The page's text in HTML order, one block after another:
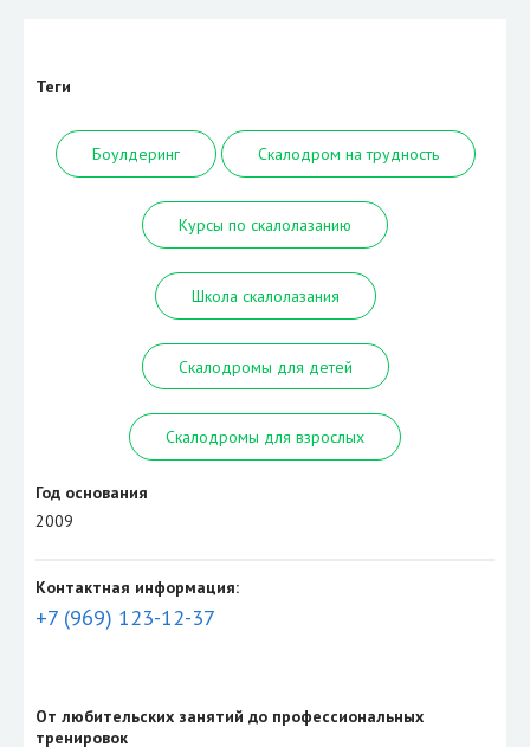
Теги
Боулдеринг Скалодром на трудность
Курсы по скалолазанию
Школа скалолазания
Скалодромы для детей
Скалодромы для взрослых
Год основания
2009
Контактная информация:
+7 (969) 123-12-37
От любительских занятий до профессиональных
тренировок